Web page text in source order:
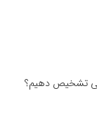
تشخیص دهیم؟